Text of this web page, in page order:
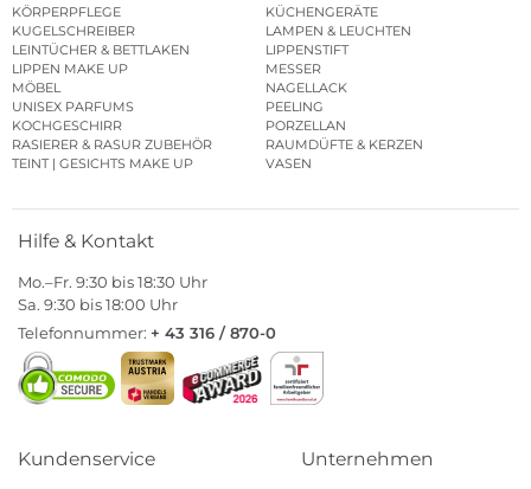
KÖRPERPFLEGE
KÜCHENGERÄTE
KUGELSCHREIBER
LAMPEN & LEUCHTEN
LEINTÜCHER & BETTLAKEN
LIPPENSTIFT
LIPPEN MAKE UP
MESSER
MÖBEL
NAGELLACK
UNISEX PARFUMS
PEELING
KOCHGESCHIRR
PORZELLAN
RASIERER & RASUR ZUBEHÖR
RAUMDÜFTE & KERZEN
TEINT | GESICHTS MAKE UP
VASEN
Hilfe & Kontakt
Mo.–Fr. 9:30 bis 18:30 Uhr
Sa. 9:30 bis 18:00 Uhr
Telefonnummer: + 43 316 / 870-0
Kundenservice Unternehmen